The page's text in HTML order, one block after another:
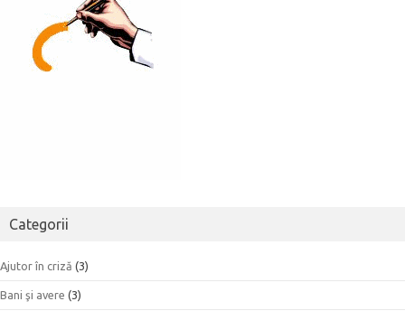
Categorii
Ajutor în criză (3)
Bani şi avere (3)